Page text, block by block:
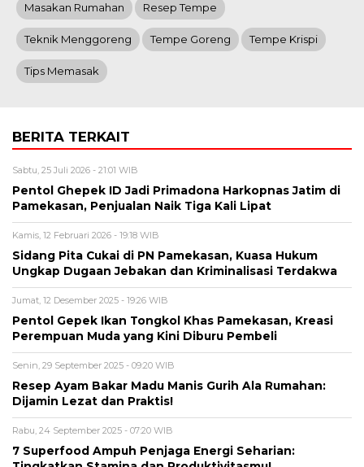
Masakan Rumahan Resep Tempe
Teknik Menggoreng Tempe Goreng Tempe Krispi
Tips Memasak
BERITA TERKAIT
Sabtu, 25 Juli 2026 - 21:01 WIB
Pentol Ghepek ID Jadi Primadona Harkopnas Jatim di
Pamekasan, Penjualan Naik Tiga Kali Lipat
Kamis, 12 Februari 2026 - 19:18 WIB
Sidang Pita Cukai di PN Pamekasan, Kuasa Hukum
Ungkap Dugaan Jebakan dan Kriminalisasi Terdakwa
Jumat, 12 Desember 2025 - 19:26 WIB
Pentol Gepek Ikan Tongkol Khas Pamekasan, Kreasi
Perempuan Muda yang Kini Diburu Pembeli
Senin, 29 September 2025 - 09:20 WIB
Resep Ayam Bakar Madu Manis Gurih Ala Rumahan:
Dijamin Lezat dan Praktis!
Rabu, 24 September 2025 - 07:20 WIB
7 Superfood Ampuh Penjaga Energi Seharian: